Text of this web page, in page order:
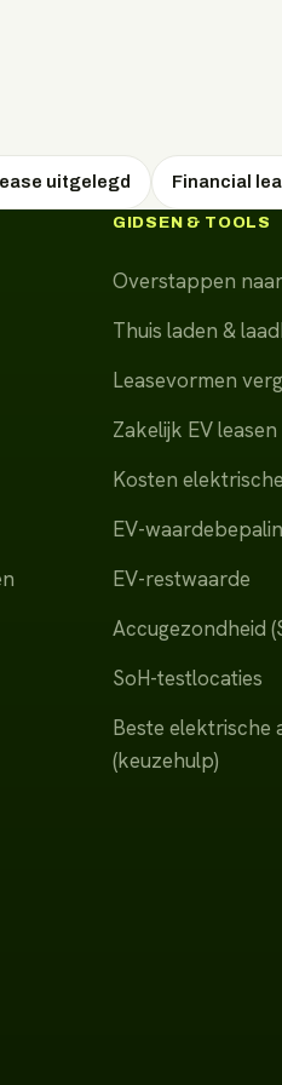
uitgelegd Financial
GIDSEN & TOOLS
Overstappen
Thuis laden &
Leasevormen
Zakelijk EV leasen
Kosten
EV-
EV-restwaarde
Accugezondheid
SoH-testlocaties
Beste elektrische
(keuzehulp)